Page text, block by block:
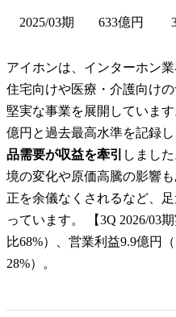
2025/03期 633億円
アイホンは、インターホン
住宅向けや医療・介護向け
堅実な事業を展開していま
億円と過去最高水準を記録し
品需要が収益を牽引 しまし
境の変化や原価高騰の影響
正を余儀なくされるなど、
っています。 【3Q 2026/03
比68%）、営業利益9.9億円
28%）。